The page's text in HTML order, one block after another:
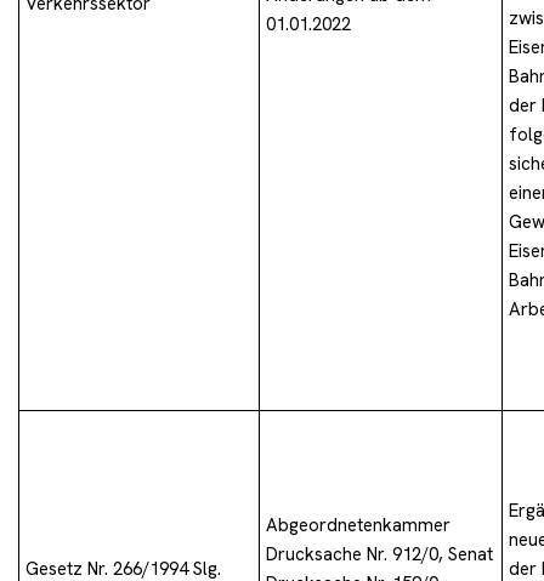
01.01.2022
der
Gesetz Nr. 266/1994 Slg.
Abgeordnetenkammer
Drucksache Nr. 912/0, Senat
der